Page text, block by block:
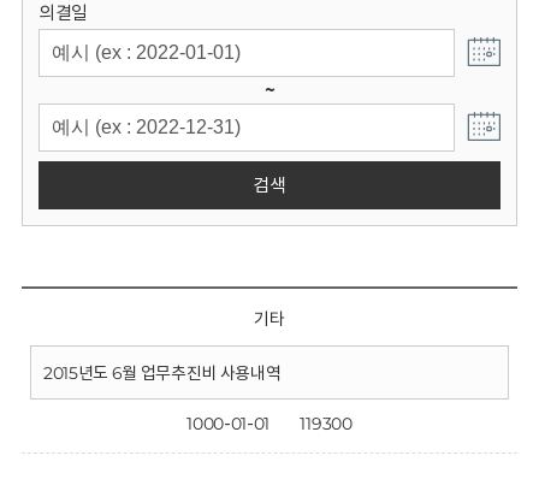
의결일
~
검색
기타
2015년도 6월 업무추진비 사용내역
1000-01-01 119300